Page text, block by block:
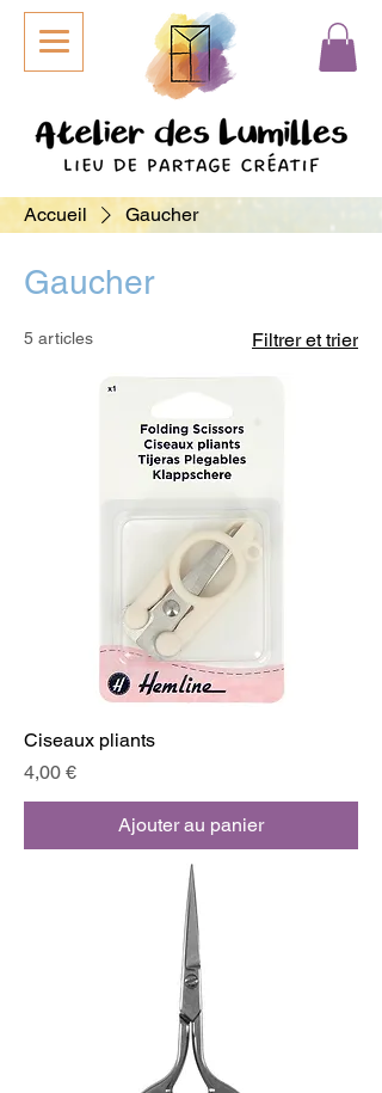
Accueil Gaucher
Gaucher
5 articles Filtrer et trier
Ciseaux pliants
Prix
4,00 €
Ajouter au panier